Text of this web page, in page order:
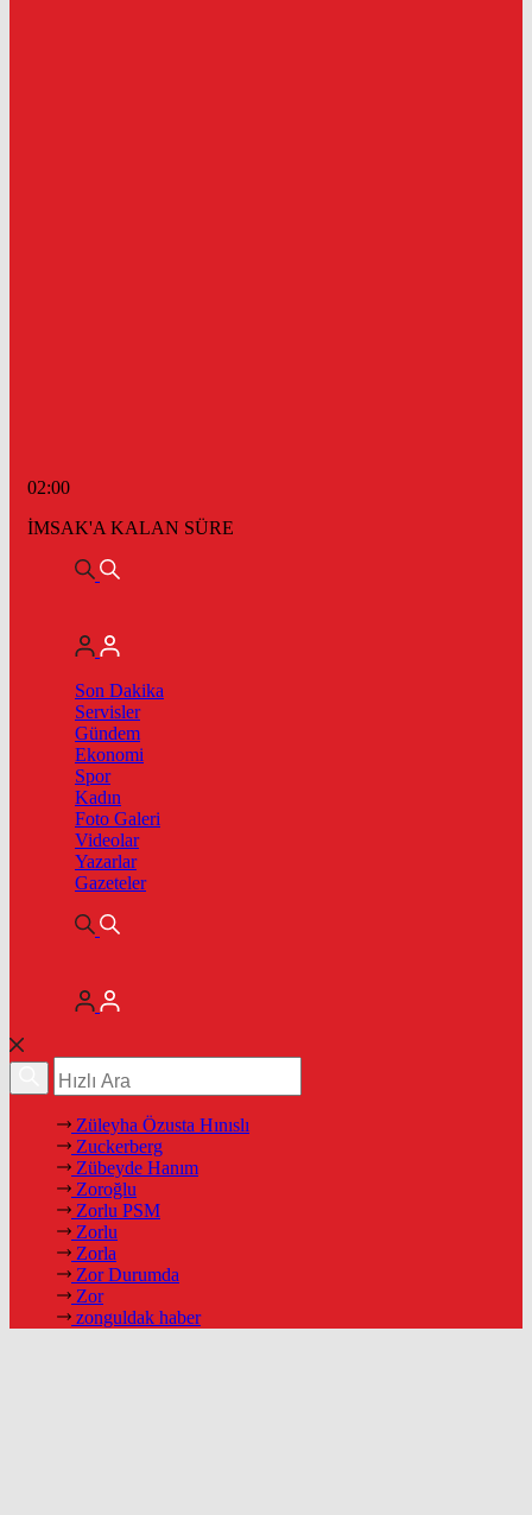
02:00
İMSAK'A KALAN SÜRE
Son Dakika
Servisler
Gündem
Ekonomi
Spor
Kadın
Foto Galeri
Videolar
Yazarlar
Gazeteler
Züleyha Özusta Hınıslı
Zuckerberg
Zübeyde Hanım
Zoroğlu
Zorlu PSM
Zorlu
Zorla
Zor Durumda
Zor
zonguldak haber